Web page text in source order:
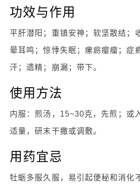
功效与作用
平肝潜阳；重镇安神；软坚散结；
晕耳鸣；惊悸失眠；瘰疬瘿瘤；症
汗；遗精；崩漏；带下。
使用方法
内服：煎汤，15~30克，先煎；或
适量，研末干撒或调敷。
用药宜忌
牡蛎多服久服，易引起便秘和消化